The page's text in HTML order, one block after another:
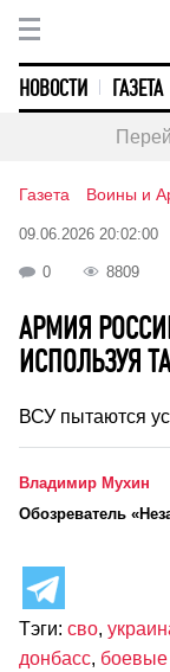
НОВОСТИ ГАЗЕТА
Газета Воины и
09.06.2026 20:02:00
0 8809
АРМИЯ
ИСПОЛЬЗУЯ
ВСУ пытаются
Владимир Мухин
Обозреватель
Тэги: сво,
донбасс, боевые